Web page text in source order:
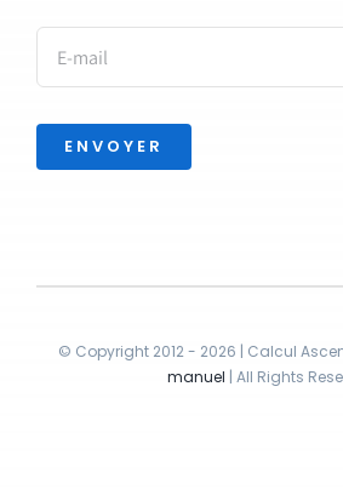
ENVOYER
© Copyright 2012 - 2026 | Calcul
manuel | All Rights